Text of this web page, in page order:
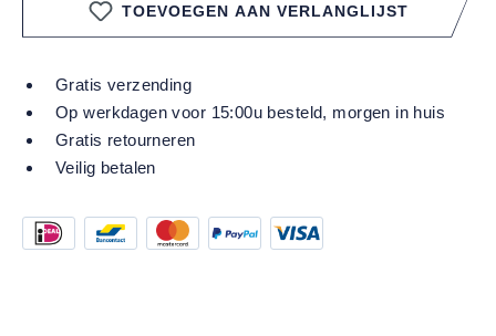
TOEVOEGEN AAN VERLANGLIJST
Gratis verzending
Op werkdagen voor 15:00u besteld, morgen in huis
Gratis retourneren
Veilig betalen